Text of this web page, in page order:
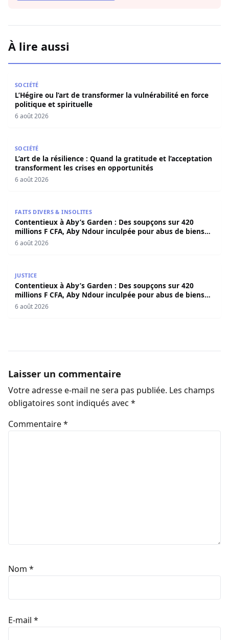
À lire aussi
SOCIÉTÉ
L’Hégire ou l’art de transformer la vulnérabilité en force
politique et spirituelle
6 août 2026
SOCIÉTÉ
L’art de la résilience : Quand la gratitude et l’acceptation
transforment les crises en opportunités
6 août 2026
FAITS DIVERS & INSOLITES
Contentieux à Aby’s Garden : Des soupçons sur 420
millions F CFA, Aby Ndour inculpée pour abus de biens
sociaux
6 août 2026
JUSTICE
Contentieux à Aby’s Garden : Des soupçons sur 420
millions F CFA, Aby Ndour inculpée pour abus de biens
sociaux
6 août 2026
Laisser un commentaire
Votre adresse e-mail ne sera pas publiée. Les champs
obligatoires sont indiqués avec *
Commentaire*
Nom *
E-mail *